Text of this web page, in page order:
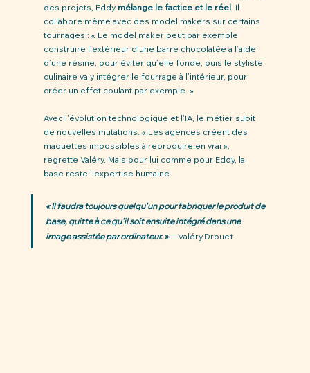
des projets, Eddy mélange le factice et le réel. Il
collabore même avec des model makers sur certains
tournages : « Le model maker peut par exemple
construire l’extérieur d’une barre chocolatée à l’aide
d’une résine, pour éviter qu’elle fonde, puis le styliste
culinaire va y intégrer le fourrage à l’intérieur, pour
créer un effet coulant par exemple. »
Avec l'évolution technologique et l'IA, le métier subit
de nouvelles mutations. « Les agences créent des
maquettes impossibles à reproduire en vrai »,
regrette Valéry. Mais pour lui comme pour Eddy, la
base reste l'expertise humaine.
« Il faudra toujours quelqu'un pour fabriquer le produit de
base, quitte à ce qu'il soit ensuite intégré dans une
image assistée par ordinateur. » —Valéry Drouet